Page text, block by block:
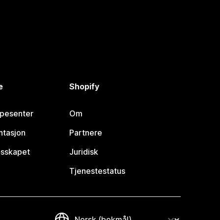
Shopify
Om
Partnere
Juridisk
Tjenestestatus